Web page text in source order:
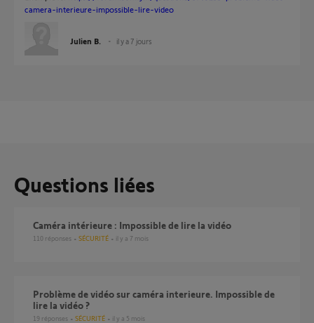
camera-interieure-impossible-lire-video
Julien B. il y a 7 jours
Questions liées
Caméra intérieure : Impossible de lire la vidéo
110 réponses SÉCURITÉ il y a 7 mois
Problème de vidéo sur caméra interieure. Impossible de
lire la vidéo ?
19 réponses SÉCURITÉ il y a 5 mois